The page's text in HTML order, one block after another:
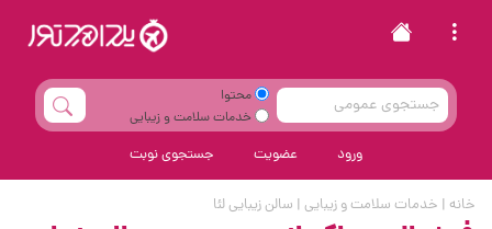
محتوا
خدمات سلامت و زیبایی
ورود عضویت جستجوی نوبت
خانه | خدمات سلامت و زیبایی | سالن زیبایی لئا